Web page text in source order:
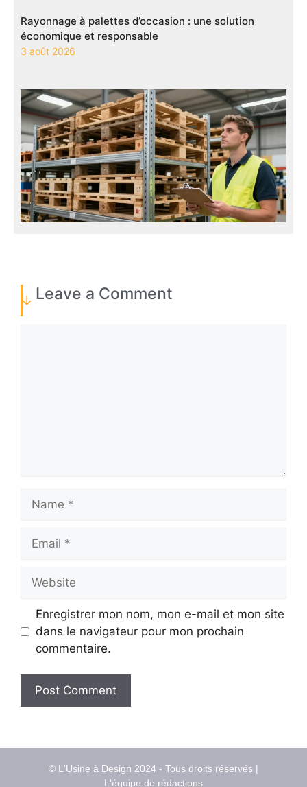
Rayonnage à palettes d’occasion : une solution
économique et responsable
3 août 2026
Leave a Comment
Enregistrer mon nom, mon e-mail et mon site
dans le navigateur pour mon prochain
commentaire.
© L'Usine à Design 2024 - Tous droits réservés |
L'équipe de rédactions